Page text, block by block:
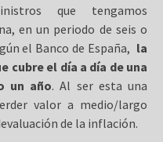
que tengamos
en un periodo de seis o
el Banco de España, la
cubre el día a día de una
un año. Al ser esta una
valor a medio/largo
de la inflación.